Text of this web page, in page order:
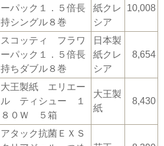
ーパック１．５倍長
持シングル８巻
紙クレ
シア
10,008
スコッティ フラワ
ーパック１．５倍長
持ちダブル８巻
日本製
紙クレ
シア
8,654
大王製紙 エリエー
ル ティシュー １
８０Ｗ ５箱
大王製
紙
8,430
アタック抗菌ＥＸＳ